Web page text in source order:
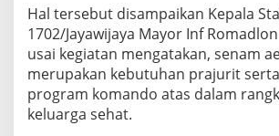
a
w
i
j
a
y
Hal tersebut disampaikan Kepala
1702/Jayawijaya Mayor Inf
usai kegiatan mengatakan, senam
merupakan kebutuhan prajurit
program komando atas dalam
keluarga sehat.